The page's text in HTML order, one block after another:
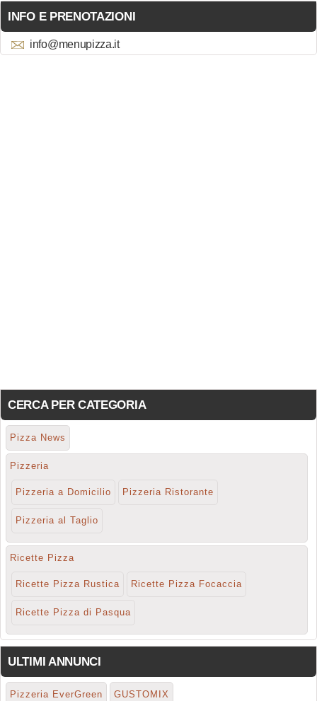
INFO E PRENOTAZIONI
info@menupizza.it
CERCA PER CATEGORIA
Pizza News
Pizzeria
Pizzeria a Domicilio Pizzeria Ristorante
Pizzeria al Taglio
Ricette Pizza
Ricette Pizza Rustica Ricette Pizza Focaccia
Ricette Pizza di Pasqua
ULTIMI ANNUNCI
Pizzeria EverGreen GUSTOMIX